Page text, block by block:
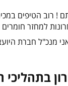
! רוב הטיפים
מנכ"ל חברת
בתהליכי